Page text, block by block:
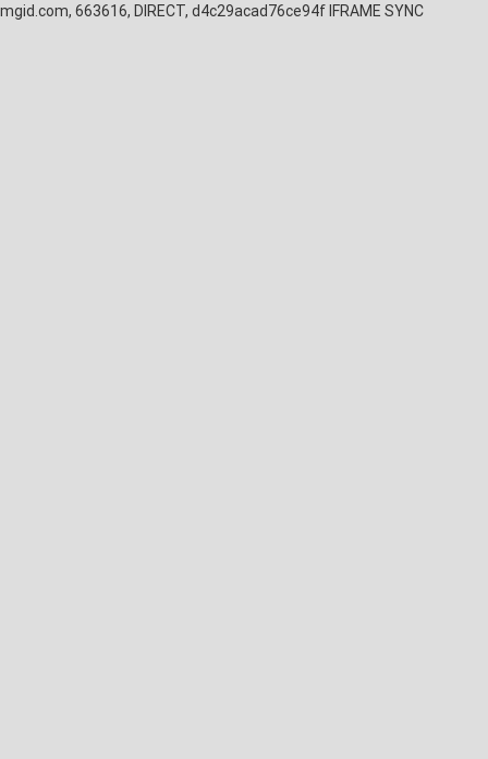
mgid.com, 663616, DIRECT, d4c29acad76ce94f IFRAME SYNC